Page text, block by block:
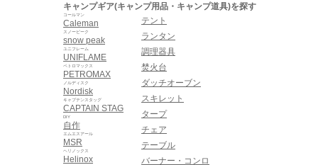
キャンプギア(キャンプ用品・キャンプ道具)を探す
Caleman
コールマン
snow peak
スノーピーク
UNIFLAME
ユニフレーム
PETROMAX
ペトロマックス
Nordisk
ノルディスク
CAPTAIN STAG
キャプテンスタッグ
自作
DIY
MSR
エムエスアール
Helinox
ヘリノックス
テント
ランタン
調理器具
焚火台
ダッチオーブン
スキレット
タープ
チェア
テーブル
バーナー・コンロ